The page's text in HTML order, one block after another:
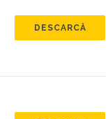
DESCARCĂ